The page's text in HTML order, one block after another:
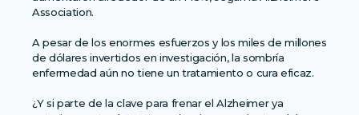
Association.
A pesar de los enormes esfuerzos y los miles de millones
de dólares invertidos en investigación, la sombría
enfermedad aún no tiene un tratamiento o cura eficaz.
¿Y si parte de la clave para frenar el Alzheimer ya